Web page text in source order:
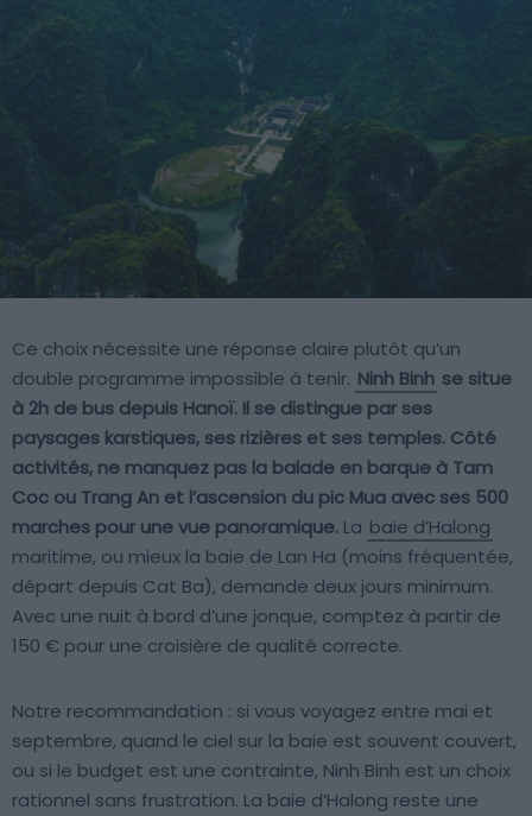
Ce choix nécessite une réponse claire plutôt qu’un
double programme impossible à tenir. Ninh Binh se situe
à 2h de bus depuis Hanoï. Il se distingue par ses
paysages karstiques, ses rizières et ses temples. Côté
activités, ne manquez pas la balade en barque à Tam
Coc ou Trang An et l’ascension du pic Mua avec ses 500
marches pour une vue panoramique. La baie d’Halong
maritime, ou mieux la baie de Lan Ha (moins fréquentée,
départ depuis Cat Ba), demande deux jours minimum.
Avec une nuit à bord d’une jonque, comptez à partir de
150 € pour une croisière de qualité correcte.
Notre recommandation : si vous voyagez entre mai et
septembre, quand le ciel sur la baie est souvent couvert,
ou si le budget est une contrainte, Ninh Binh est un choix
rationnel sans frustration. La baie d’Halong reste une